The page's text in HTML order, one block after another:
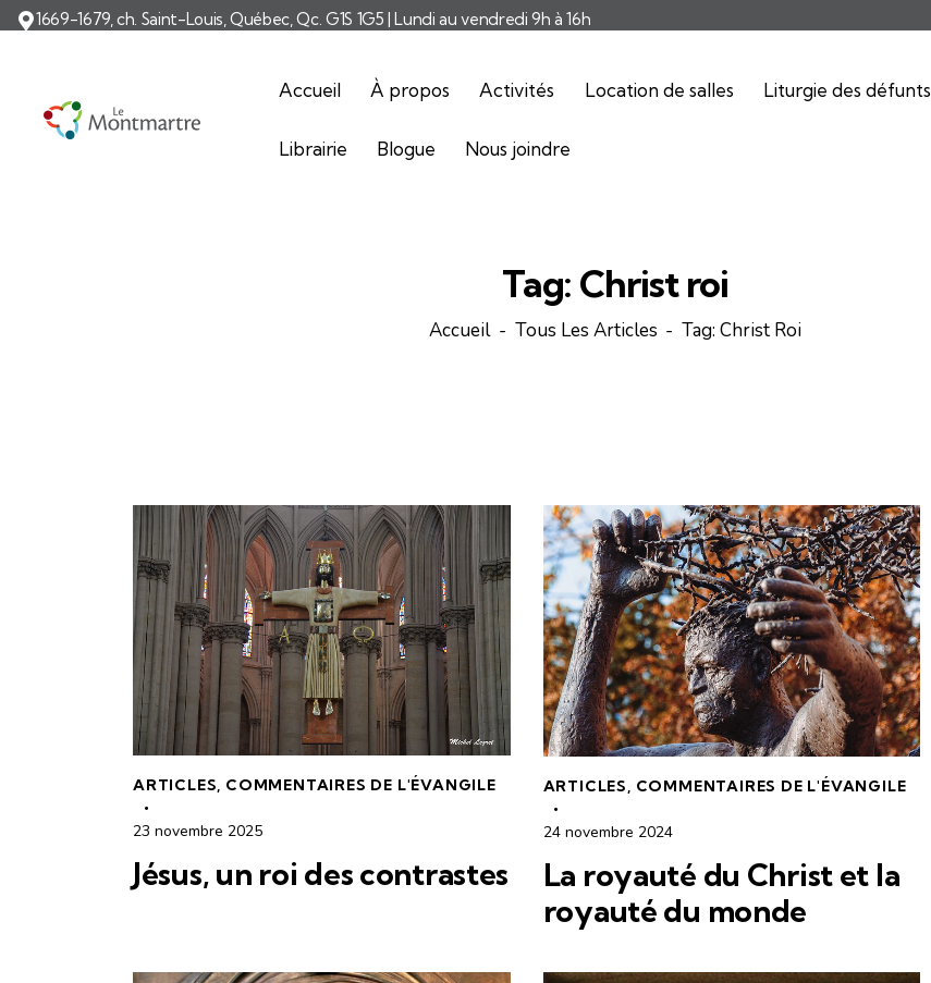
1669-1679, ch. Saint-Louis, Québec, Qc. G1S 1G5 | Lundi au vendredi 9h à 16h
Accueil À propos Activités Location de salles Liturgie des défunts
Librairie Blogue Nous joindre
Tag: Christ roi
Accueil Tous Les Articles Tag: Christ Roi
ARTICLES, COMMENTAIRES DE L'ÉVANGILE
23 novembre 2025
Jésus, un roi des contrastes
ARTICLES, COMMENTAIRES DE L'ÉVANGILE
24 novembre 2024
La royauté du Christ et la
royauté du monde